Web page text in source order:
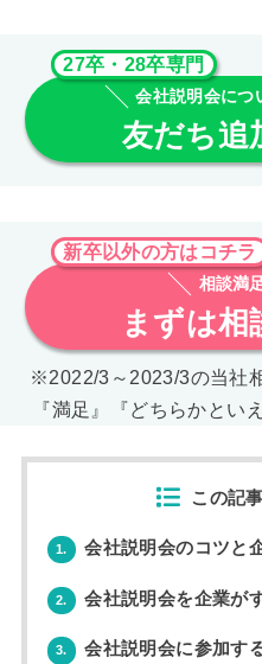
27卒・28卒専門
会社説明会につ
友だち追
新卒以外の方はコチラ
相談満
まずは相
※2022/3～2023/3の当社
『満足』『どちらかとい
この記
1. 会社説明会のコツと
2. 会社説明会を企業が
3.
会社説明会に参加す